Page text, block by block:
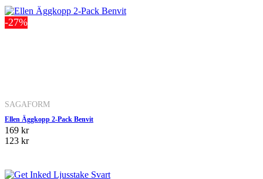
-27%
SAGAFORM
Ellen Äggkopp 2-Pack Benvit
169 kr
123 kr